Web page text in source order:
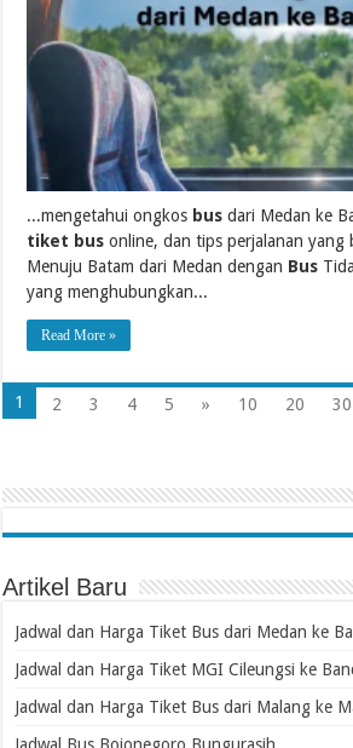
...mengetahui ongkos bus dari Medan ke
tiket bus online, dan tips perjalanan yang
Menuju Batam dari Medan dengan Bus
yang menghubungkan...
Read More »
1 2 3 4 5 » 10 20 30
Artikel Baru
Jadwal dan Harga Tiket Bus dari Medan ke
Jadwal dan Harga Tiket MGI Cileungsi ke
Jadwal dan Harga Tiket Bus dari Malang ke